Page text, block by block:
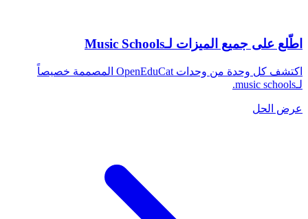
اطّلع على جميع الميزات لـMusic Schools
اكتشف كل وحدة من وحدات OpenEduCat المصممة خصيصاً
لـmusic schools.
عرض الحل